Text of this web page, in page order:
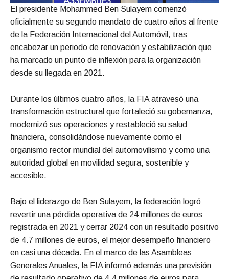
El presidente Mohammed Ben Sulayem comenzó
oficialmente su segundo mandato de cuatro años al frente
de la Federación Internacional del Automóvil, tras
encabezar un periodo de renovación y estabilización que
ha marcado un punto de inflexión para la organización
desde su llegada en 2021.
Durante los últimos cuatro años, la FIA atravesó una
transformación estructural que fortaleció su gobernanza,
modernizó sus operaciones y restableció su salud
financiera, consolidándose nuevamente como el
organismo rector mundial del automovilismo y como una
autoridad global en movilidad segura, sostenible y
accesible.
Bajo el liderazgo de Ben Sulayem, la federación logró
revertir una pérdida operativa de 24 millones de euros
registrada en 2021 y cerrar 2024 con un resultado positivo
de 4.7 millones de euros, el mejor desempeño financiero
en casi una década. En el marco de las Asambleas
Generales Anuales, la FIA informó además una previsión